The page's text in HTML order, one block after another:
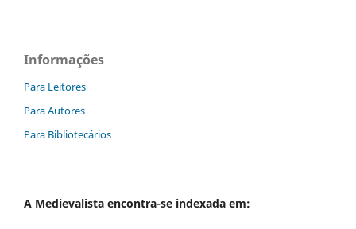
Informações
Para Leitores
Para Autores
Para Bibliotecários
A Medievalista encontra-se indexada em: